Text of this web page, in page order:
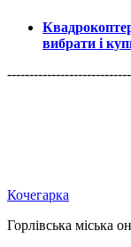
вибрати і
Кочегарка
Горлівська міська